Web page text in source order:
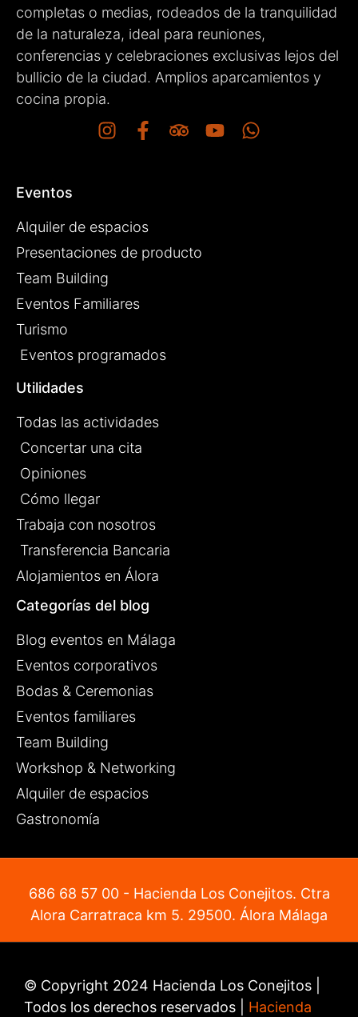
completas o medias, rodeados de la tranquilidad
de la naturaleza, ideal para reuniones,
conferencias y celebraciones exclusivas lejos del
bullicio de la ciudad. Amplios aparcamientos y
cocina propia.
Eventos
Alquiler de espacios
Presentaciones de producto
Team Building
Eventos Familiares
Turismo
Eventos programados
Utilidades
Todas las actividades
Concertar una cita
Opiniones
Cómo llegar
Trabaja con nosotros
Transferencia Bancaria
Alojamientos en Álora
Categorías del blog
Blog eventos en Málaga
Eventos corporativos
Bodas & Ceremonias
Eventos familiares
Team Building
Workshop & Networking
Alquiler de espacios
Gastronomía
686 68 57 00- Hacienda Los Conejitos. Ctra
Alora Carratraca km 5. 29500. Álora Málaga
© Copyright 2024 Hacienda Los Conejitos |
Todos los derechos reservados | Hacienda